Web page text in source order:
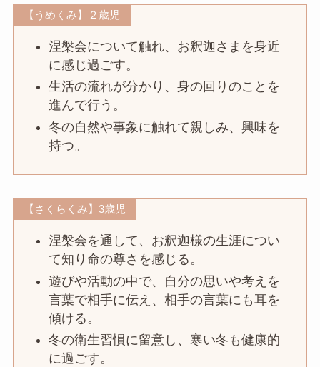
【うめくみ】２歳児
涅槃会について触れ、お釈迦さまを身近
に感じ過ごす。
生活の流れが分かり、身の回りのことを
進んで行う。
冬の自然や事象に触れて親しみ、興味を
持つ。
【さくらくみ】3歳児
涅槃会を通して、お釈迦様の生涯につい
て知り命の尊さを感じる。
遊びや活動の中で、自分の思いや考えを
言葉で相手に伝え、相手の言葉にも耳を
傾ける。
冬の衛生習慣に留意し、寒い冬も健康的
に過ごす。